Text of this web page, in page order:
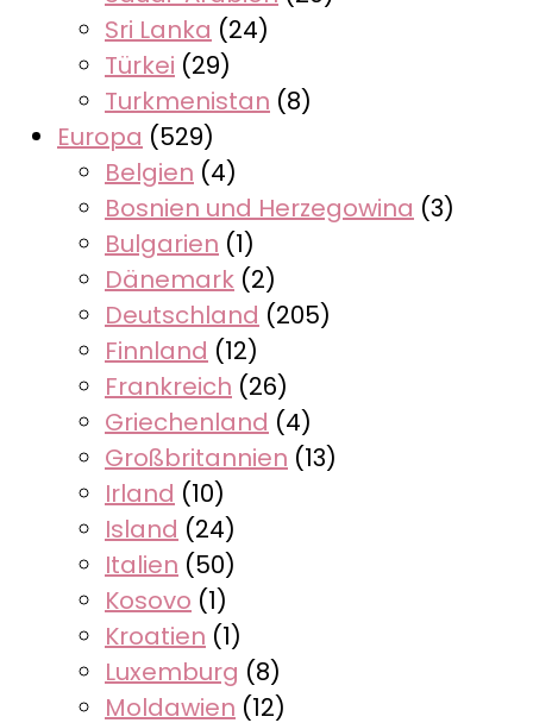
Sri Lanka (24)
Türkei (29)
Turkmenistan (8)
Europa (529)
Belgien (4)
Bosnien und Herzegowina (3)
Bulgarien (1)
Dänemark (2)
Deutschland (205)
Finnland (12)
Frankreich (26)
Griechenland (4)
Großbritannien (13)
Irland (10)
Island (24)
Italien (50)
Kosovo (1)
Kroatien (1)
Luxemburg (8)
Moldawien (12)